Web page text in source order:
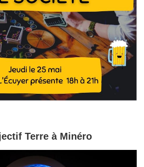
Terre à Minéro